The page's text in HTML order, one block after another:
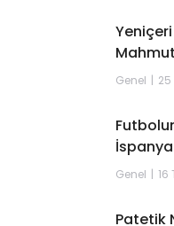
Genel
İspanya
Genel
Patetik